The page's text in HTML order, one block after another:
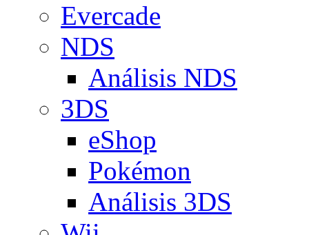
Evercade
NDS
Análisis NDS
3DS
eShop
Pokémon
Análisis 3DS